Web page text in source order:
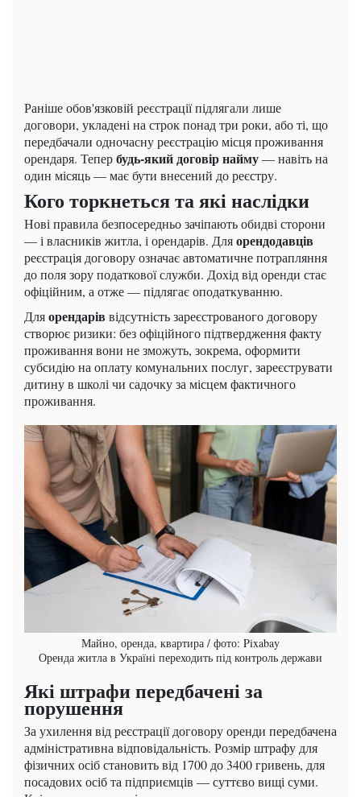
Раніше обов'язковій реєстрації підлягали лише
договори, укладені на строк понад три роки, або ті, що
передбачали одночасну реєстрацію місця проживання
орендаря. Тепербудь-який договір найму— навіть на
один місяць — має бути внесений до реєстру.
Кого торкнеться та які наслідки
Нові правила безпосередньо зачіпають обидві сторони
— і власників житла, і орендарів. Дляорендодавців
реєстрація договору означає автоматичне потрапляння
до поля зору податкової служби. Дохід від оренди стає
офіційним, а отже — підлягає оподаткуванню.
Дляорендарів відсутність зареєстрованого договору
створює ризики: без офіційного підтвердження факту
проживання вони не зможуть, зокрема, оформити
субсидію на оплату комунальних послуг, зареєструвати
дитину в школі чи садочку за місцем фактичного
проживання.
Майно, оренда, квартира / фото: Pixabay
Оренда житла в Україні переходить під контроль держави
Які штрафи передбачені за
порушення
За ухилення від реєстрації договору оренди передбачена
адміністративна відповідальність. Розмір штрафу для
фізичних осіб становить від 1700 до 3400 гривень, для
посадових осіб та підприємців — суттєво вищі суми.